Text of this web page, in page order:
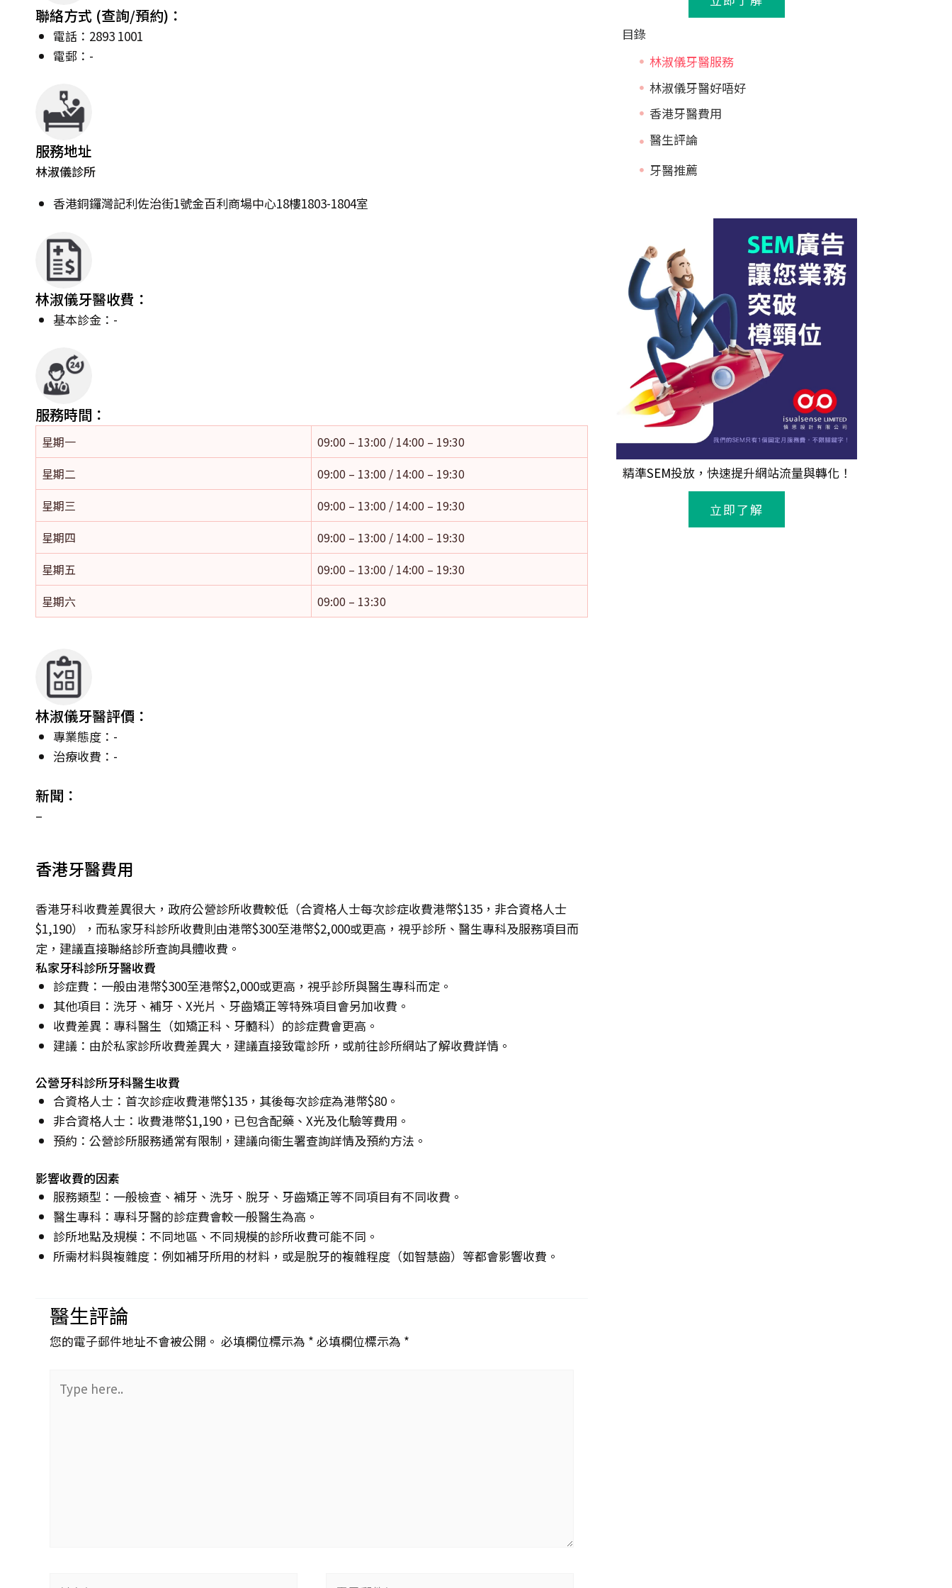
聯絡方式 (查詢/預約)：
電話：2893 1001
電郵：-
服務地址
林淑儀診所
香港銅鑼灣記利佐治街1號金百利商場中心18樓1803-1804室
林淑儀牙醫收費：
基本診金：-
服務時間：
星期一
09:00 – 13:00 / 14:00 – 19:30
星期二
09:00 – 13:00 / 14:00 – 19:30
星期三
09:00 – 13:00 / 14:00 – 19:30
星期四
09:00 – 13:00 / 14:00 – 19:30
星期五
09:00 – 13:00 / 14:00 – 19:30
星期六
09:00 – 13:30
林淑儀牙醫評價：
專業態度：-
治療收費：-
新聞：
–
香港牙醫費用
香港牙科收費差異很大，政府公營診所收費較低（合資格人士每次診症收費港幣$135，非合資格人士
$1,190），而私家牙科診所收費則由港幣$300至港幣$2,000或更高，視乎診所、醫生專科及服務項目而
定，建議直接聯絡診所查詢具體收費。
私家牙科診所牙醫收費
診症費：一般由港幣$300至港幣$2,000或更高，視乎診所與醫生專科而定。
其他項目：洗牙、補牙、X光片、牙齒矯正等特殊項目會另加收費。
收費差異：專科醫生（如矯正科、牙髓科）的診症費會更高。
建議：由於私家診所收費差異大，建議直接致電診所，或前往診所網站了解收費詳情。
公營牙科診所牙科醫生收費
合資格人士：首次診症收費港幣$135，其後每次診症為港幣$80。
非合資格人士：收費港幣$1,190，已包含配藥、X光及化驗等費用。
預約：公營診所服務通常有限制，建議向衞生署查詢詳情及預約方法。
影響收費的因素
服務類型：一般檢查、補牙、洗牙、脫牙、牙齒矯正等不同項目有不同收費。
醫生專科：專科牙醫的診症費會較一般醫生為高。
診所地點及規模：不同地區、不同規模的診所收費可能不同。
所需材料與複雜度：例如補牙所用的材料，或是脫牙的複雜程度（如智慧齒）等都會影響收費。
醫生評論
您的電子郵件地址不會被公開。 必填欄位標示為 * 必填欄位標示為 *
here..
目錄
林淑儀牙醫服務
林淑儀牙醫好唔好
香港牙醫費用
牙醫推薦
精準SEM投放，快速提升網站流量與轉化！
立即了解